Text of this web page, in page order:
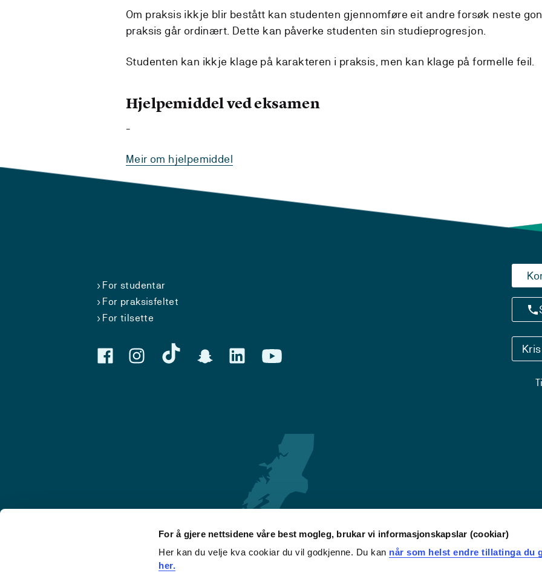
For å gjere nettsidene våre best mogleg, brukar vi informasjonskapslar (cookiar)
Her kan du velje kva cookiar du vil godkjenne. Du kan når som helst endre tillatinga du
her.
Om praksis ikkje blir bestått kan studenten gjennomføre eit andre forsøk neste
praksis går ordinært. Dette kan påverke studenten sin studieprogresjon.
Studenten kan ikkje klage på karakteren i praksis, men kan klage på formelle feil.
Hjelpemiddel ved eksamen
-
Meir om hjelpemiddel
For studentar
For praksisfeltet
For tilsette